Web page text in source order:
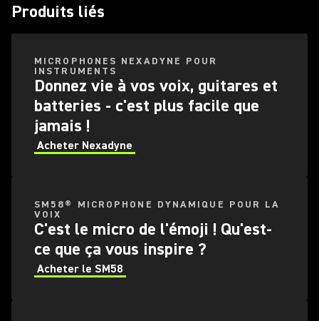
Produits liés
MICROPHONES NEXADYNE POUR
INSTRUMENTS
Donnez vie à vos voix, guitares et
batteries - c'est plus facile que
jamais !
Acheter Nexadyne
SM58® MICROPHONE DYNAMIQUE POUR LA
VOIX
C'est le micro de l'émoji ! Qu'est-
ce que ça vous inspire ?
Acheter le SM58